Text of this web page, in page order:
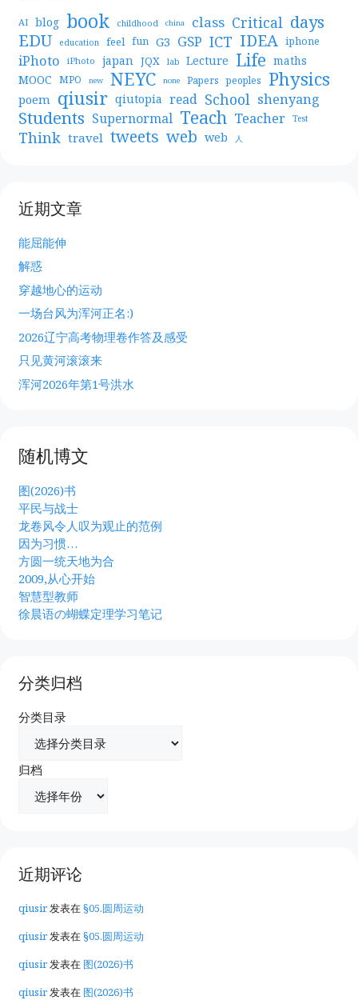
AI blog book childhood china class Critical days
EDU education feel fun G3 GSP ICT IDEA iphone
iPhoto iPhoto japan JQX lab Lecture Life maths
MOOC MPO new NEYC none Papers peoples Physics
poem qiusir qiutopia read School shenyang
Students Supernormal Teach Teacher Test
Think travel tweets web web 人
近期文章
能屈能伸
解惑
穿越地心的运动
一场台风为浑河正名:)
2026辽宁高考物理卷作答及感受
只见黄河滚滚来
浑河2026年第1号洪水
随机博文
图(2026)书
平民与战士
龙卷风令人叹为观止的范例
因为习惯…
方圆一统天地为合
2009,从心开始
智慧型教师
徐晨语の蝴蝶定理学习笔记
分类归档
分类目录
归档
近期评论
qiusir发表在§05.圆周运动
qiusir发表在§05.圆周运动
qiusir发表在 图(2026)书
qiusir发表在 图(2026)书